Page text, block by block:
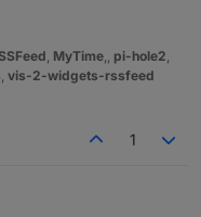
MyTime pi-hole2
vis-2-widgets-rssfeed
1